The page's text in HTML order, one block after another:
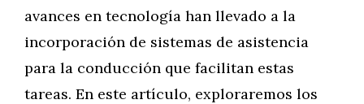
avances en tecnología han llevado a la
incorporación de sistemas de asistencia
para la conducción que facilitan estas
tareas. En este artículo, exploraremos los